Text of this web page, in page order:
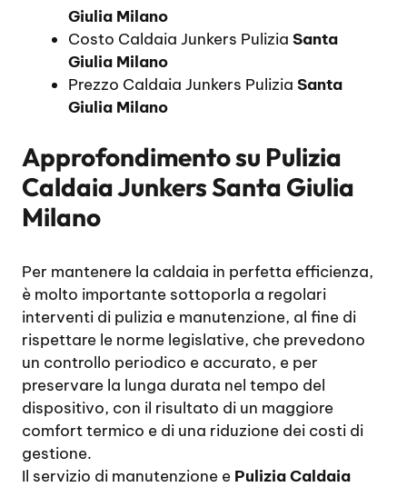
Giulia Milano
Costo Caldaia Junkers Pulizia Santa
Giulia Milano
Prezzo Caldaia Junkers Pulizia Santa
Giulia Milano
Approfondimento su Pulizia
Caldaia Junkers Santa Giulia
Milano
Per mantenere la caldaia in perfetta efficienza,
è molto importante sottoporla a regolari
interventi di pulizia e manutenzione, al fine di
rispettare le norme legislative, che prevedono
un controllo periodico e accurato, e per
preservare la lunga durata nel tempo del
dispositivo, con il risultato di un maggiore
comfort termico e di una riduzione dei costi di
gestione.
Il servizio di manutenzione e Pulizia Caldaia